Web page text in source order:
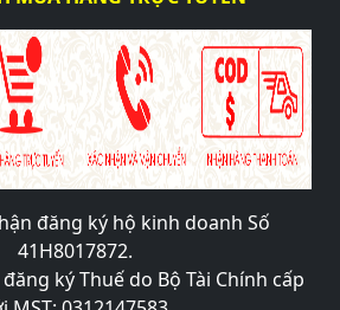
đăng ký hộ kinh doanh Số
41H8017872.
ký Thuế do Bộ Tài Chính cấp